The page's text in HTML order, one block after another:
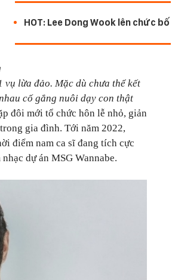
HOT: Lee Dong Wook lên chức bố
lừa đảo. Mặc dù chưa thể kết
cố gắng nuôi dạy con thật
đôi mới tổ chức hôn lễ nhỏ, giản
gia đình. Tới năm 2022,
điểm nam ca sĩ đang tích cực
dự án MSG Wannabe.